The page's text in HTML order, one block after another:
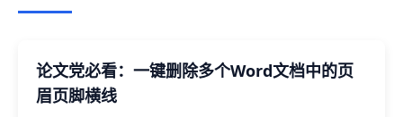
论文党必看：一键删除多个Word文档中的页
眉页脚横线